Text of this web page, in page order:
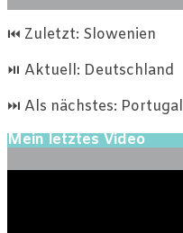
⏮ Zuletzt: Slowenien
⏯ Aktuell: Deutschland
⏭ Als nächstes: Portugal
Mein letztes Video